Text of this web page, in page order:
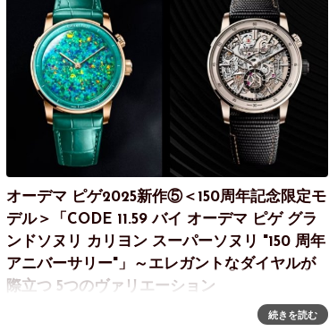
オーデマ ピゲ2025新作⑤＜150周年記念限定モ
デル＞「CODE 11.59 バイ オーデマ ピゲ グラ
ンドソヌリ カリヨン スーパーソヌリ "150 周年
アニバーサリー"」～エレガントなダイヤルが
際立つ 5つのヴァリエーション
「CODE 11.59 バイ オーデマ ピゲ グランドソヌリ カリ
続きを読む